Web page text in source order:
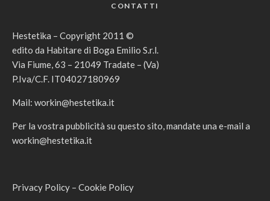
CONTATTI
Hestetika – Copyright 2011 ©
edito da Habitare di Boga Emilio S.r.l.
Via Fiume, 63 – 21049 Tradate – (Va)
P.Iva/C.F. IT04027180969
Mail: workin@hestetika.it
Per la vostra pubblicità su questo sito, mandate una e-mail a
workin@hestetika.it
Privacy Policy – Cookie Policy